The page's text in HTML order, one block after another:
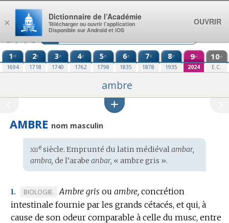
Aller au contenu
1re
1694
2e
1718
3e
1740
4e
1762
5e
1798
6e
1835
7e
1878
8e
1935
9e
2024
10e
E.C.
ambre
AMBRE nom masculin
Étymologie
:
xiiesiècle. Emprunté du latin médiévalambar,
ambra, de l’arabe anbar, « ambre gris ».
1.
MARQUE
DE
DOMAINE
BIOLOGIE. Ambre gris ou ambre, concrétion
intestinale fournie par les grands cétacés, et qui, à
cause de son odeur comparable à celle du musc, entre
×
Dictionnaire de l’Académie
Télécharger ou ouvrir l’application
Disponible sur Android et iOS
OUVRIR